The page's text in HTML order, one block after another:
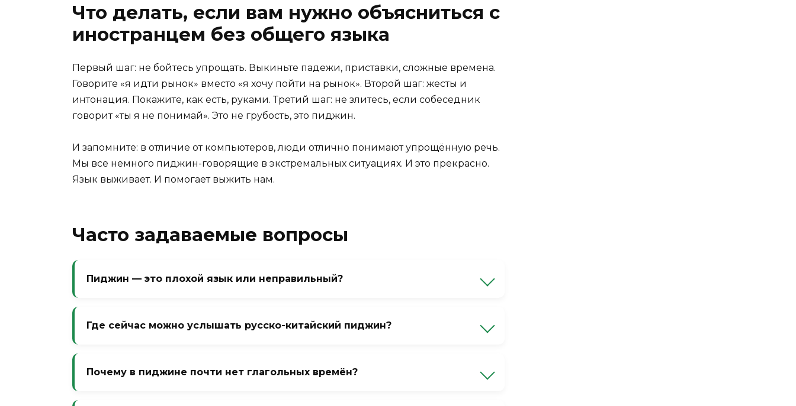
Что делать, если вам нужно объясниться с
иностранцем без общего языка
Первый шаг: не бойтесь упрощать. Выкиньте падежи, приставки, сложные времена.
Говорите «я идти рынок» вместо «я хочу пойти на рынок». Второй шаг: жесты и
интонация. Покажите, как есть, руками. Третий шаг: не злитесь, если собеседник
говорит «ты я не понимай». Это не грубость, это пиджин.
И запомните: в отличие от компьютеров, люди отлично понимают упрощённую речь.
Мы все немного пиджин-говорящие в экстремальных ситуациях. И это прекрасно.
Язык выживает. И помогает выжить нам.
Часто задаваемые вопросы
Пиджин — это плохой язык или неправильный?
Называть пиджин «неправильным» — как называть детский велосипед
Где сейчас можно услышать русско-китайский пиджин?
китайцы учат русский. Остались только реликты.
Почему в пиджине почти нет глагольных времён?